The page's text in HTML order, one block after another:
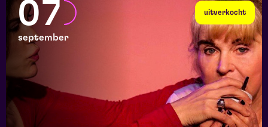
uitverkocht
07
september